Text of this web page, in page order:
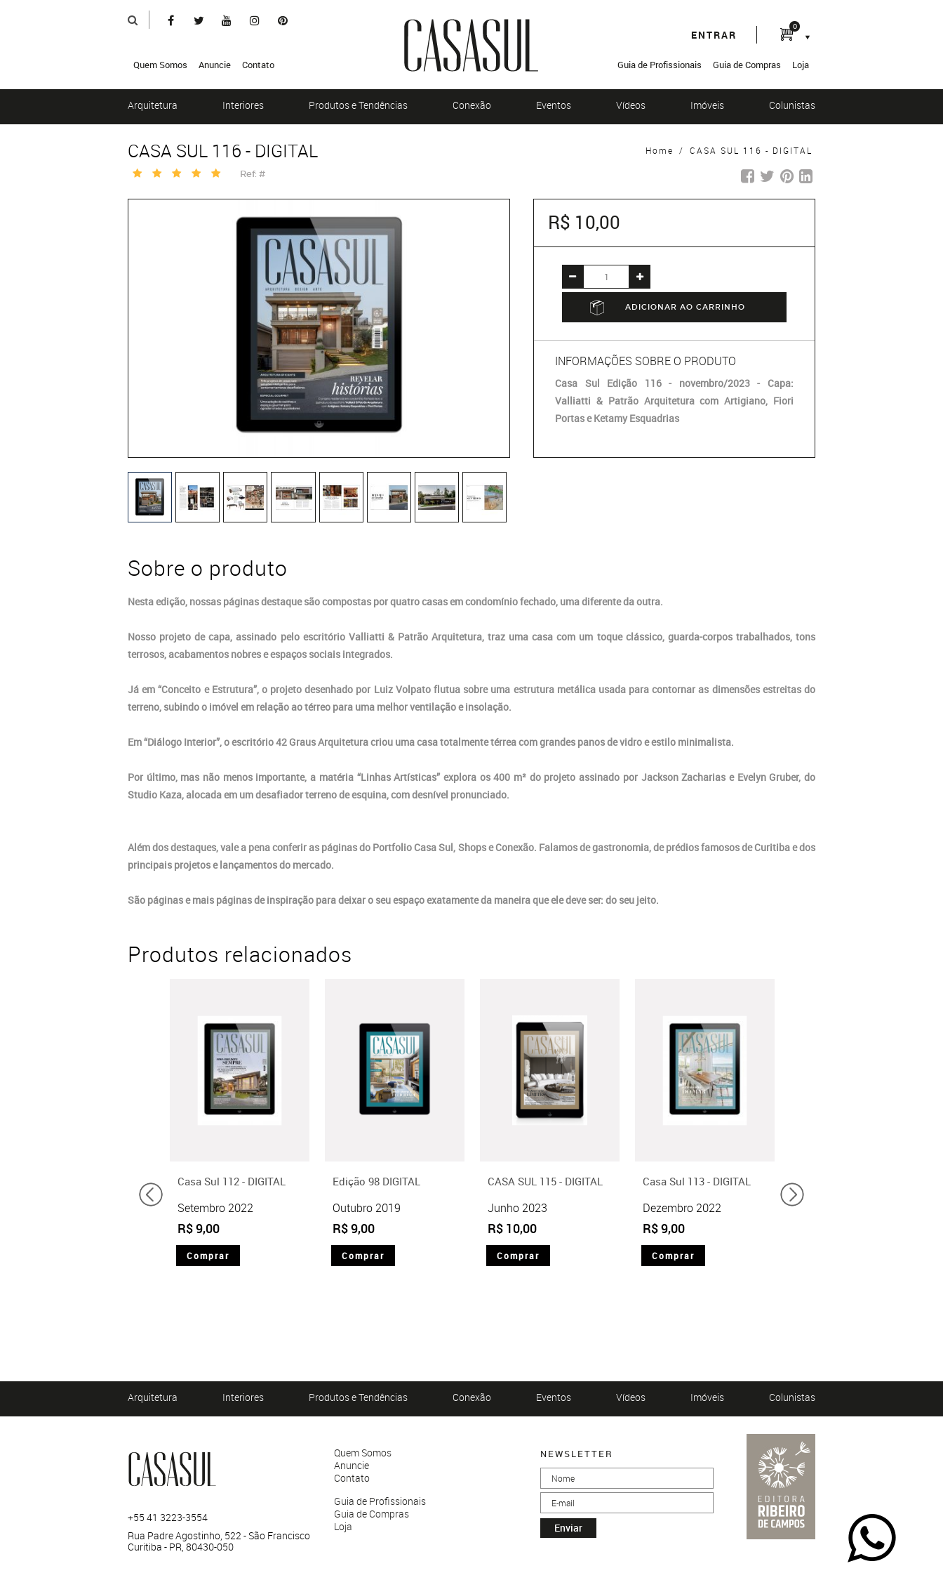
0
ENTRAR
Quem Somos Anuncie Contato Guia de Profissionais Guia de Compras Loja
Arquitetura Interiores Produtos e Tendências Conexão Eventos Vídeos Imóveis Colunistas
Home / CASA SUL 116 - DIGITAL
CASA SUL 116 - DIGITAL
Ref: #
R$ 10,00
ADICIONAR AO CARRINHO
INFORMAÇÕES SOBRE O PRODUTO
Casa Sul Edição 116 - novembro/2023 - Capa:
Valliatti & Patrão Arquitetura com Artigiano, Fiori
Portas e Ketamy Esquadrias
Sobre o produto
Nesta edição, nossas páginas destaque são compostas por quatro casas em condomínio fechado, uma diferente da outra.
Nosso projeto de capa, assinado pelo escritório Valliatti & Patrão Arquitetura, traz uma casa com um toque clássico, guarda-corpos trabalhados, tons
terrosos, acabamentos nobres e espaços sociais integrados.
Já em “Conceito e Estrutura”, o projeto desenhado por Luiz Volpato flutua sobre uma estrutura metálica usada para contornar as dimensões estreitas do
terreno, subindo o imóvel em relação ao térreo para uma melhor ventilação e insolação.
Em “Diálogo Interior”, o escritório 42 Graus Arquitetura criou uma casa totalmente térrea com grandes panos de vidro e estilo minimalista.
Por último, mas não menos importante, a matéria “Linhas Artísticas” explora os 400 m² do projeto assinado por Jackson Zacharias e Evelyn Gruber, do
Studio Kaza, alocada em um desafiador terreno de esquina, com desnível pronunciado.
Além dos destaques, vale a pena conferir as páginas do Portfolio Casa Sul, Shops e Conexão. Falamos de gastronomia, de prédios famosos de Curitiba e dos
principais projetos e lançamentos do mercado.
São páginas e mais páginas de inspiração para deixar o seu espaço exatamente da maneira que ele deve ser: do seu jeito.
Produtos relacionados
Casa Sul 112 - DIGITAL
Setembro 2022
R$ 9,00
Comprar
Edição 98 DIGITAL
Outubro 2019
R$ 9,00
Comprar
CASA SUL 115 - DIGITAL
Junho 2023
R$ 10,00
Comprar
Casa Sul 113 - DIGITAL
Dezembro 2022
R$ 9,00
Comprar
Edição 108 DIGITAL
Dezembro 2021
Arquitetura Interiores Produtos e Tendências Conexão Eventos Vídeos Imóveis Colunistas
+55 41 3223-3554
Rua Padre Agostinho, 522 - São Francisco
Curitiba - PR, 80430-050
Quem Somos
Anuncie
Contato
Guia de Profissionais
Guia de Compras
Loja
NEWSLETTER
Enviar